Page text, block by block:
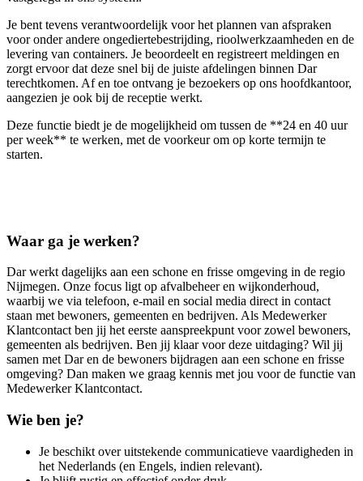
Je bent tevens verantwoordelijk voor het plannen van afspraken
voor onder andere ongediertebestrijding, rioolwerkzaamheden en de
levering van containers. Je beoordeelt en registreert meldingen en
zorgt ervoor dat deze snel bij de juiste afdelingen binnen Dar
terechtkomen. Af en toe ontvang je bezoekers op ons hoofdkantoor,
aangezien je ook bij de receptie werkt.
Deze functie biedt je de mogelijkheid om tussen de **24 en 40 uur
per week** te werken, met de voorkeur om op korte termijn te
starten.
Waar ga je werken?
Dar werkt dagelijks aan een schone en frisse omgeving in de regio
Nijmegen. Onze focus ligt op afvalbeheer en wijkonderhoud,
waarbij we via telefoon, e-mail en social media direct in contact
staan met bewoners, gemeenten en bedrijven. Als Medewerker
Klantcontact ben jij het eerste aanspreekpunt voor zowel bewoners,
gemeenten als bedrijven. Ben jij klaar voor deze uitdaging? Wil jij
samen met Dar en de bewoners bijdragen aan een schone en frisse
omgeving? Dan maken we graag kennis met jou voor de functie van
Medewerker Klantcontact.
Wie ben je?
Je beschikt over uitstekende communicatieve vaardigheden in
het Nederlands (en Engels, indien relevant).